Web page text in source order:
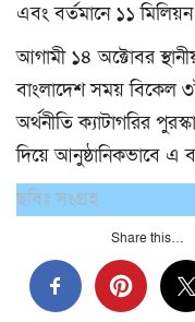
এবং বর্তমানে ১১
আগামী ১৪ অক্টোবর
বাংলাদেশ সময় বিকেল
অর্থনীতি ক্যাটাগরির
দিয়ে আনুষ্ঠানিকভাবে এ
ছবিঃ সংগ্রহ
Share this…